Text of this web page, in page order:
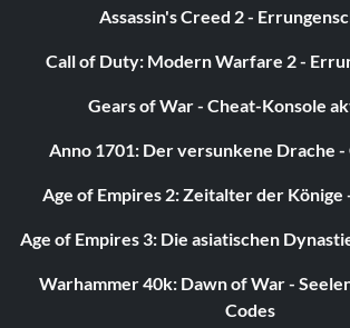
Goldenen Heiligen, um die Einstellung zu
minderwertigeren Seelenedelstein aus,
Heiligen behalten kannst, aber dennoch
Wähle als Nächstes eine Waffe aus, die
verwendet. Halte einige Zauber zur
bereit, die du bei der Magiergilde gekauft
reichlich Geld. Diese Verzauberungen
Assassin's Creed 2 -
Call of Duty: Modern Warfare 2 -
Gears of War - Cheat-Konsole
Anno 1701: Der versunkene Drache -
Age of Empires 2: Zeitalter der Könige
Age of Empires 3: Die asiatischen
Warhammer 40k: Dawn of War -
Codes